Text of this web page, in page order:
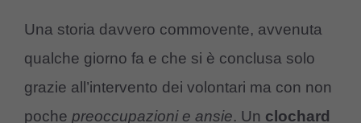
Una storia davvero commovente, avvenuta
qualche giorno fa e che si è conclusa solo
grazie all’intervento dei volontari ma con non
poche preoccupazioni e ansie. Un clochard